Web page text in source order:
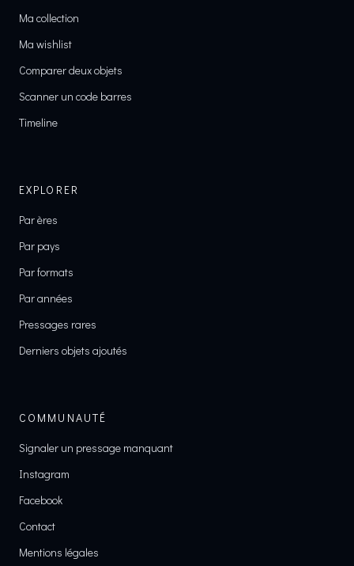
Ma collection
Ma wishlist
Comparer deux objets
Scanner un code barres
Timeline
EXPLORER
Par ères
Par pays
Par formats
Par années
Pressages rares
Derniers objets ajoutés
COMMUNAUTÉ
Signaler un pressage manquant
Instagram
Facebook
Contact
Mentions légales